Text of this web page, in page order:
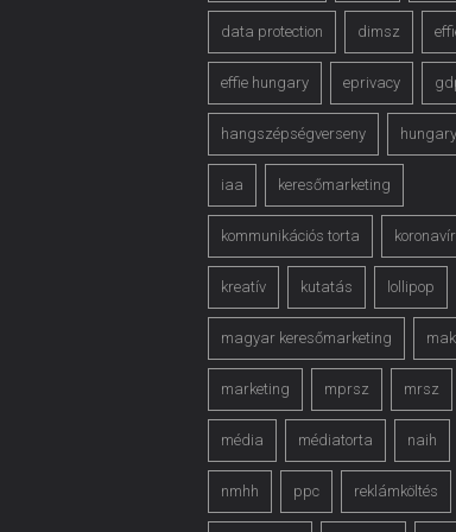
data protection dimsz
effie hungary eprivacy
hangszépségverseny hungary
iaa keresőmarketing
kommunikációs torta
kreatív kutatás lollipop
magyar keresőmarketing
marketing mprsz mrsz
média médiatorta naih
nmhh ppc reklámköltés